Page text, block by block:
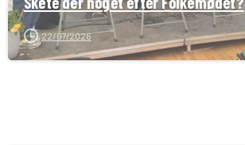
22/07/2026